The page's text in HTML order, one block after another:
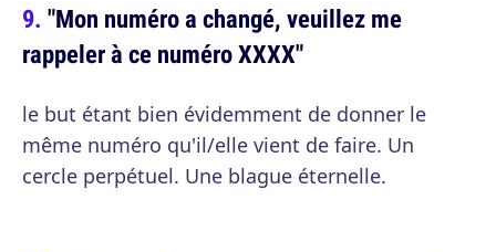
"Mon numéro a changé, veuillez me
rappeler à ce numéro XXXX"
le but étant bien évidemment de donner le
même numéro qu'il/elle vient de faire. Un
cercle perpétuel. Une blague éternelle.